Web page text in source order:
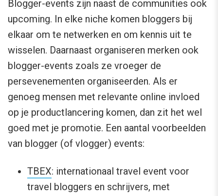
Blogger-events zijn naast de communities ook
upcoming. In elke niche komen bloggers bij
elkaar om te netwerken en om kennis uit te
wisselen. Daarnaast organiseren merken ook
blogger-events zoals ze vroeger de
persevenementen organiseerden. Als er
genoeg mensen met relevante online invloed
op je productlancering komen, dan zit het wel
goed met je promotie. Een aantal voorbeelden
van blogger (of vlogger) events:
TBEX: internationaal travel event voor
travel bloggers en schrijvers, met